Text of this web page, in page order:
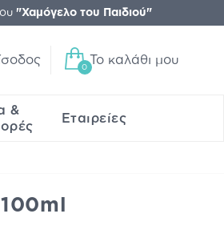
"Χαμόγελο του Παιδιού"
0
Το καλάθι μου
&
Εταιρείες